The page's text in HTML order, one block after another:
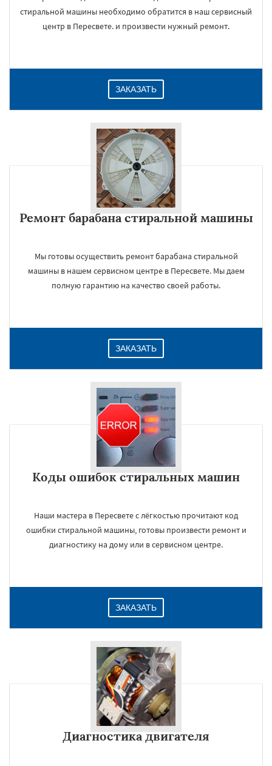
стиральной машины необходимо обратится в наш сервисный
центр в Пересвете. и произвести нужный ремонт.
ЗАКАЗАТЬ
Ремонт барабана стиральной машины
Мы готовы осуществить ремонт барабана стиральной
машины в нашем сервисном центре в Пересвете. Мы даем
полную гарантию на качество своей работы.
ЗАКАЗАТЬ
Коды ошибок стиральных машин
Наши мастера в Пересвете с лёгкостью прочитают код
ошибки стиральной машины, готовы произвести ремонт и
диагностику на дому или в сервисном центре.
ЗАКАЗАТЬ
Диагностика двигателя